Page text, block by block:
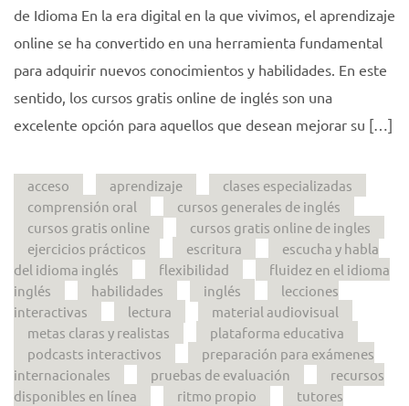
de Idioma En la era digital en la que vivimos, el aprendizaje
online se ha convertido en una herramienta fundamental
para adquirir nuevos conocimientos y habilidades. En este
sentido, los cursos gratis online de inglés son una
excelente opción para aquellos que desean mejorar su […]
acceso aprendizaje
clases especializadas
comprensión oral
cursos generales de inglés
cursos gratis online
cursos gratis online de ingles
ejercicios prácticos
escritura
escucha y habla
del idioma inglés
flexibilidad
fluidez en el idioma
inglés
habilidades inglés
lecciones
interactivas
lectura
material audiovisual
metas claras y realistas
plataforma educativa
podcasts interactivos
preparación para exámenes
internacionales
pruebas de evaluación
recursos
disponibles en línea
ritmo propio
tutores